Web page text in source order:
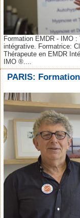
Formation EMDR - IMO
intégrative. Formatrice:
Thérapeute en EMDR
IMO ®....
PARIS: